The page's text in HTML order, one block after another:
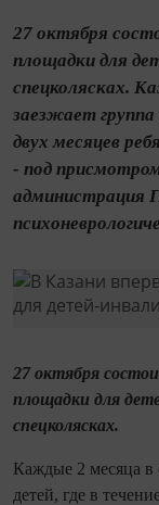
27 октября
площадки для
спецколясках.
заезжает группа
двух месяцев
- под
администрация
27 октября
площадки для
спецколясках.
Каждые 2 месяца в
детей, где в